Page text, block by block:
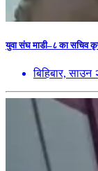
युवा संघ माडी–८ का सचिव
बिहिबार,